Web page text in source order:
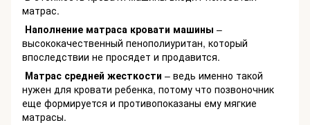
матрас.
Наполнение матраса кровати машины –
высококачественный пенополиуритан, который
впоследствии не просядет и продавится.
Матрас средней жесткости – ведь именно такой
нужен для кровати ребенка, потому что позвоночник
еще формируется и противопоказаны ему мягкие
матрасы.